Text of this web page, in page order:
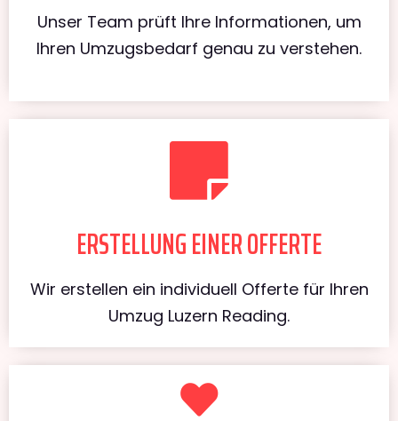
Unser Team prüft Ihre Informationen, um
Ihren Umzugsbedarf genau zu verstehen.
ERSTELLUNG EINER OFFERTE
Wir erstellen ein individuell Offerte für Ihren
Umzug Luzern Reading.